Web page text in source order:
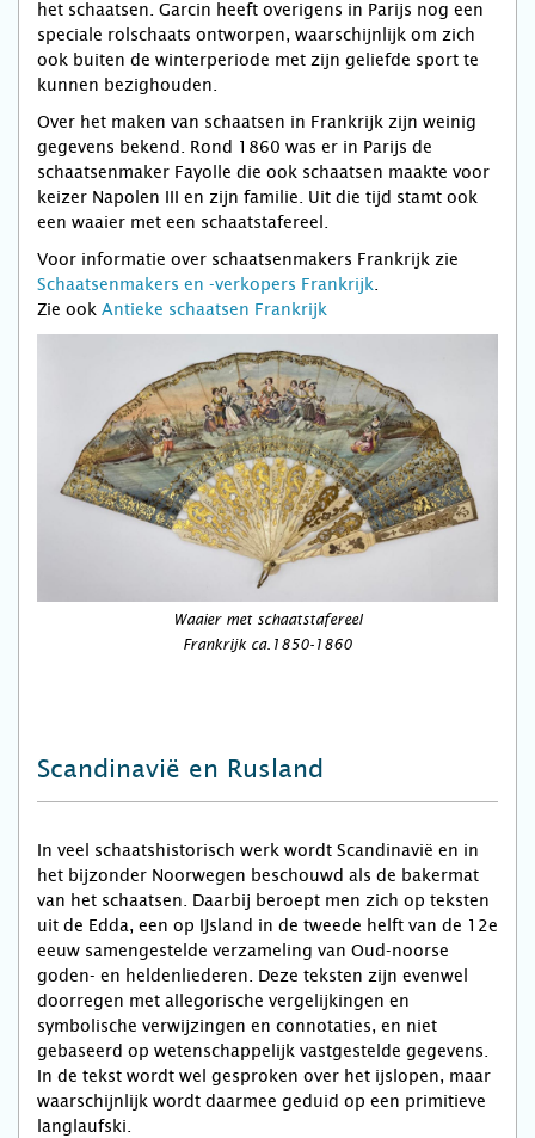
het schaatsen. Garcin heeft overigens in Parijs nog een
speciale rolschaats ontworpen, waarschijnlijk om zich
ook buiten de winterperiode met zijn geliefde sport te
kunnen bezighouden.
Over het maken van schaatsen in Frankrijk zijn weinig
gegevens bekend. Rond 1860 was er in Parijs de
schaatsenmaker Fayolle die ook schaatsen maakte voor
keizer Napolen III en zijn familie. Uit die tijd stamt ook
een waaier met een schaatstafereel.
Voor informatie over schaatsenmakers Frankrijk zie
Schaatsenmakers en -verkopers Frankrijk
Zie ook Antieke schaatsen Frankrijk
Waaier met schaatstafereel
Frankrijk ca.1850-1860
Scandinavië en Rusland
In veel schaatshistorisch werk wordt Scandinavië en in
het bijzonder Noorwegen beschouwd als de bakermat
van het schaatsen. Daarbij beroept men zich op teksten
uit de Edda, een op IJsland in de tweede helft van de 12e
eeuw samengestelde verzameling van Oud-noorse
goden- en heldenliederen. Deze teksten zijn evenwel
doorregen met allegorische vergelijkingen en
symbolische verwijzingen en connotaties, en niet
gebaseerd op wetenschappelijk vastgestelde gegevens.
In de tekst wordt wel gesproken over het ijs­lo­pen, maar
waarschijnlijk wordt daarmee geduid op een primitieve
langlaufski.